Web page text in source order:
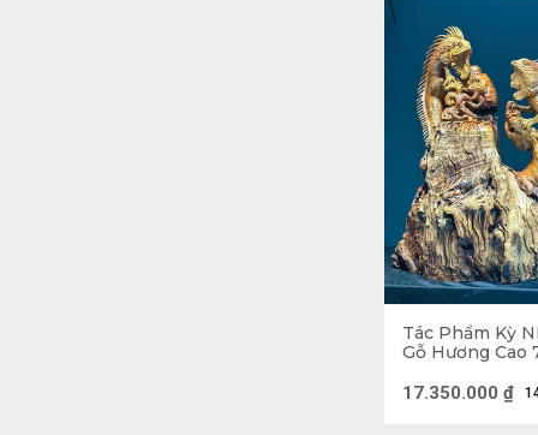
Tượng Gỗ
ở vị trí phù
Tác Phẩm Kỳ
Gỗ Hương Cao
17.350.000 ₫